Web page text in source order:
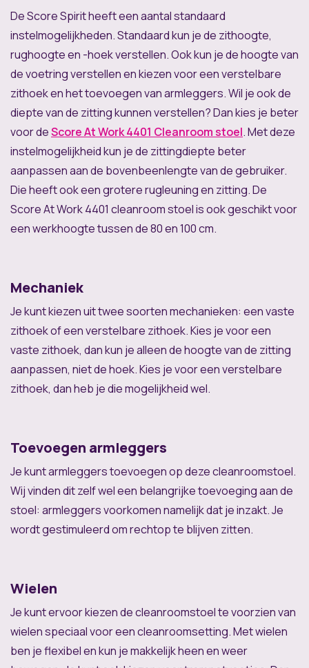
De Score Spirit heeft een aantal standaard
instelmogelijkheden. Standaard kun je de zithoogte,
rughoogte en -hoek verstellen. Ook kun je de hoogte van
de voetring verstellen en kiezen voor een verstelbare
zithoek en het toevoegen van armleggers. Wil je ook de
diepte van de zitting kunnen verstellen? Dan kies je beter
voor deScore At Work 4401 Cleanroom stoel. Met deze
instelmogelijkheid kun je de zittingdiepte beter
aanpassen aan de bovenbeenlengte van de gebruiker.
Die heeft ook een grotere rugleuning en zitting. De
Score At Work 4401 cleanroom stoel is ook geschikt voor
een werkhoogte tussen de 80 en 100 cm.
Mechaniek
Je kunt kiezen uit twee soorten mechanieken: een vaste
zithoek of een verstelbare zithoek. Kies je voor een
vaste zithoek, dan kun je alleen de hoogte van de zitting
aanpassen, niet de hoek. Kies je voor een verstelbare
zithoek, dan heb je die mogelijkheid wel.
Toevoegen armleggers
Je kunt armleggers toevoegen op deze cleanroomstoel.
Wij vinden dit zelf wel een belangrijke toevoeging aan de
stoel: armleggers voorkomen namelijk dat je inzakt. Je
wordt gestimuleerd om rechtop te blijven zitten.
Wielen
Je kunt ervoor kiezen de cleanroomstoel te voorzien van
wielen speciaal voor een cleanroomsetting. Met wielen
ben je flexibel en kun je makkelijk heen en weer